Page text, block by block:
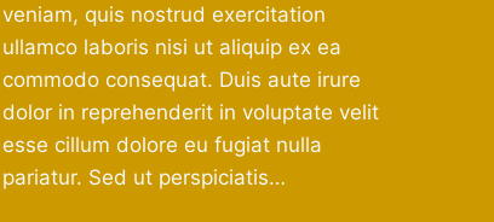
veniam, quis nostrud exercitation
ullamco laboris nisi ut aliquip ex ea
commodo consequat. Duis aute irure
dolor in reprehenderit in voluptate velit
esse cillum dolore eu fugiat nulla
pariatur. Sed ut perspiciatis…